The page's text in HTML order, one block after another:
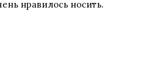
нравилось носить.